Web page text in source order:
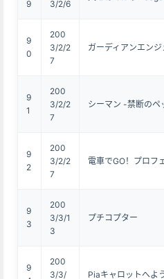
9
3/2/6
9
0
200
3/2/2
7
ガーディアンエンジ
9
1
200
3/2/2
7
シーマン -禁断のペ
9
2
200
3/2/2
7
電車でGO！プロフ
9
3
200
3/3/1
3
プチコプター
9
200
3/3/
Piaキャロットへよ